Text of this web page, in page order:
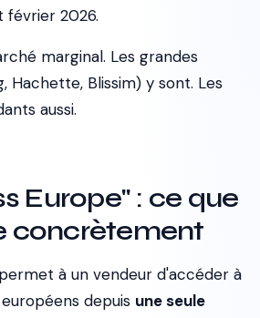
2026.
marginal. Les grandes
Hachette, Blissim) y sont. Les
aussi.
Europe" : ce que
concrètement
à un vendeur d'accéder à
depuis une seule